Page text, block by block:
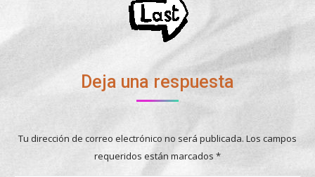
Deja una respuesta
Tu dirección de correo electrónico no será publicada. Los campos
requeridos están marcados *